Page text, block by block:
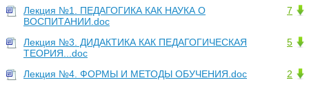
7
Лекция №1. ПЕДАГОГИКА КАК НАУКА О
ВОСПИТАНИИ.doc
5
Лекция №3. ДИДАКТИКА КАК ПЕДАГОГИЧЕСКАЯ
ТЕОРИЯ...doc
2
Лекция №4. ФОРМЫ И МЕТОДЫ ОБУЧЕНИЯ.doc